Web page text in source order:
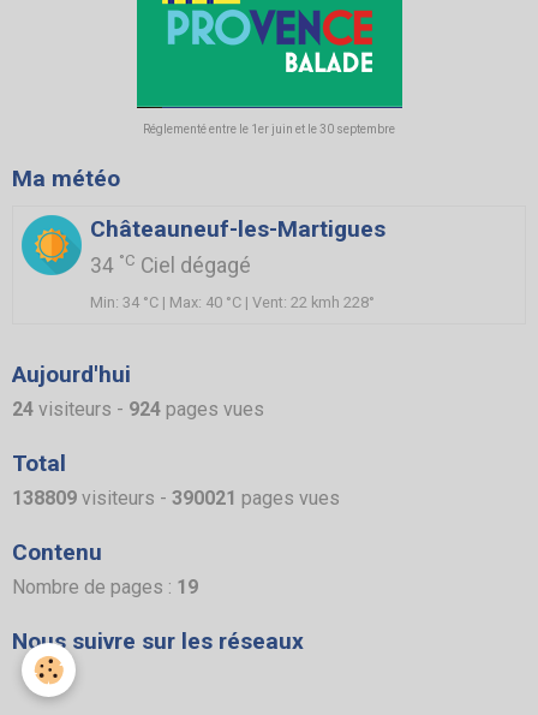
Réglementé entre le 1er juin et le 30 septembre
Ma météo
Châteauneuf-les-Martigues
34 °C Ciel dégagé
Min: 34 °C | Max: 40 °C | Vent: 22 kmh 228°
Aujourd'hui
24 visiteurs - 924 pages vues
Total
138809 visiteurs - 390021 pages vues
Contenu
Nombre de pages : 19
Nous suivre sur les réseaux